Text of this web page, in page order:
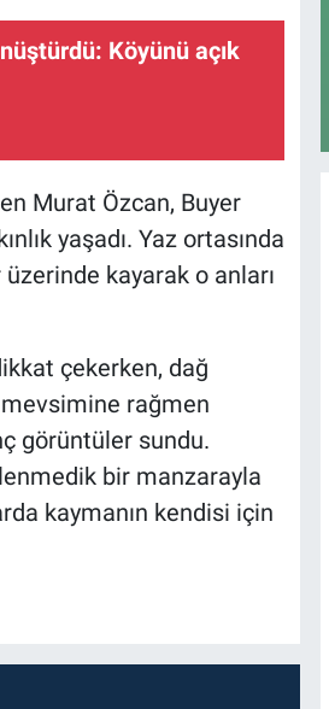
Köyünü açık
Murat Özcan, Buyer
yaşadı. Yaz ortasında
üzerinde kayarak o anları
çekerken, dağ
rağmen
görüntüler sundu.
bir manzarayla
kaymanın kendisi için